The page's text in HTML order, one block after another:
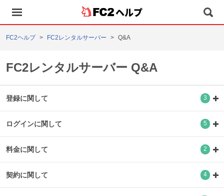
ヘルプ
FC2ヘルプ FC2レンタルサーバー Q&A
FC2レンタルサーバー Q&A
登録に関して 3
ログインに関して 5
料金に関して 2
契約に関して 4